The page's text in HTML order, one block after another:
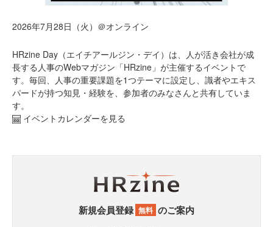
2026年7月28日（火）＠オンライン
HRzine Day（エイチアールジン・デイ）は、人が活き会社が成
長する人事のWebマガジン「HRzine」が主催するイベントで
す。毎回、人事の重要課題を1つテーマに設定し、識者やエキス
パードが持つ知見・経験を、参加者のみなさんと共有していま
す。
イベントカレンダーを見る
新規会員登録 無料 のご案内